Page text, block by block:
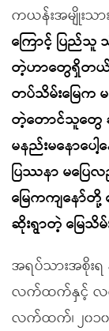
ကယန်းအမျိုးသာ
ကြောင့် ပြည်
တဲ့ဟာတွေရှိတယ်
တပ်သိမ်းမြေက မ
တဲ့တောင်သူတွေ
မနည်းမနောပေ
ပြဿနာ မပြေ
မြေကကျနေ
ဆိုးရွာတဲ့ မြေသိ
အရပ်သားအစိုး
လက်ထက်နှင့် လက်
လက်ထက်၊ ၂၀၁၀